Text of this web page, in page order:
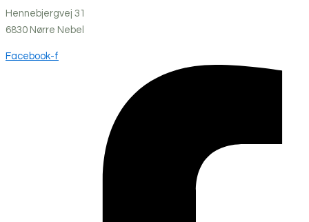
Hennebjergvej 31
6830 Nørre Nebel
Facebook-f